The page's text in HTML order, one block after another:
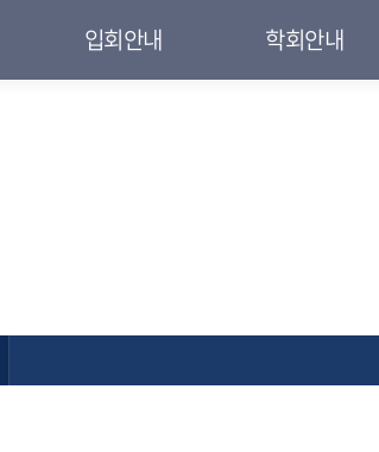
입회안내 학회안내